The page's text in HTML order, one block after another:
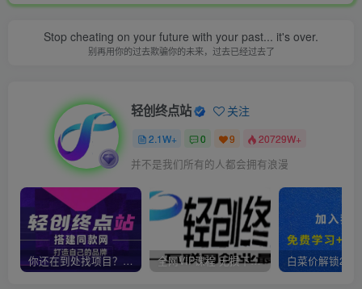
Stop cheating on your future with your past... it's over.
别再用你的过去欺骗你的未来，过去已经过去了
轻创终点站 关注
2.1W+ 0 9 20729W+
并不是我们所有的人都会拥有浪漫
你还在到处找项目？还在当韭菜？我靠卖项目一个月收入5万+，曾经我也是个失败者。 全网VIP课程 无损下载~